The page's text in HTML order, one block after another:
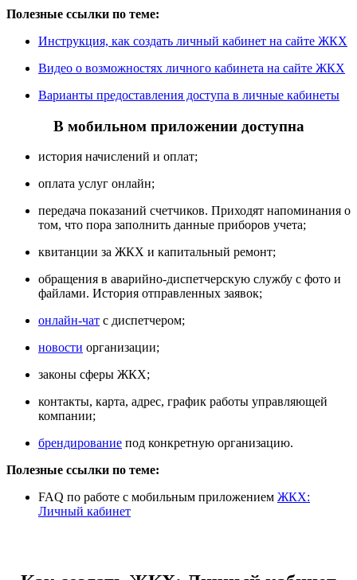
Полезные ссылки по теме:
Инструкция, как создать личный кабинет на сайте ЖКХ
Видео о возможностях личного кабинета на сайте ЖКХ
Варианты предоставления доступа в личные кабинеты
В мобильном приложении доступна
история начислений и оплат;
оплата услуг онлайн;
передача показаний счетчиков. Приходят напоминания о
том, что пора заполнить данные приборов учета;
квитанции за ЖКХ и капитальный ремонт;
обращения в аварийно-диспетчерскую службу с фото и
файлами. История отправленных заявок;
онлайн-чат с диспетчером;
новости организации;
законы сферы ЖКХ;
контакты, карта, адрес, график работы управляющей
компании;
брендирование под конкретную организацию.
Полезные ссылки по теме:
FAQ по работе с мобильным приложением ЖКХ:
Личный кабинет